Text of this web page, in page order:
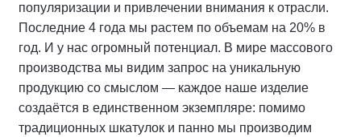
популяризации и привлечении внимания к отрасли.
Последние 4 года мы растем по объемам на 20% в
год. И у нас огромный потенциал. В мире массового
производства мы видим запрос на уникальную
продукцию со смыслом — каждое наше изделие
создаётся в единственном экземпляре: помимо
традиционных шкатулок и панно мы производим